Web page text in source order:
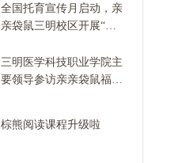
/ 亲亲袋鼠托幼学院 正式
揭牌！
全国托育宣传月启动，亲
亲袋鼠三明校区开展“爱
三明医学科技职业学院主
要领导参访亲亲袋鼠福州
棕熊阅读课程升级啦